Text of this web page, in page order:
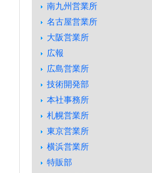
南九州営業所
名古屋営業所
大阪営業所
広報
広島営業所
技術開発部
本社事務所
札幌営業所
東京営業所
横浜営業所
特販部